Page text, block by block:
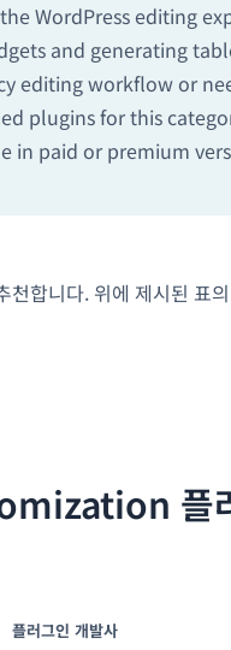
WordPress editing
and generating
editing workflow or
plugins for this
in paid or premium
합니다. 위에 제시된 표
플
플러그인 개발사